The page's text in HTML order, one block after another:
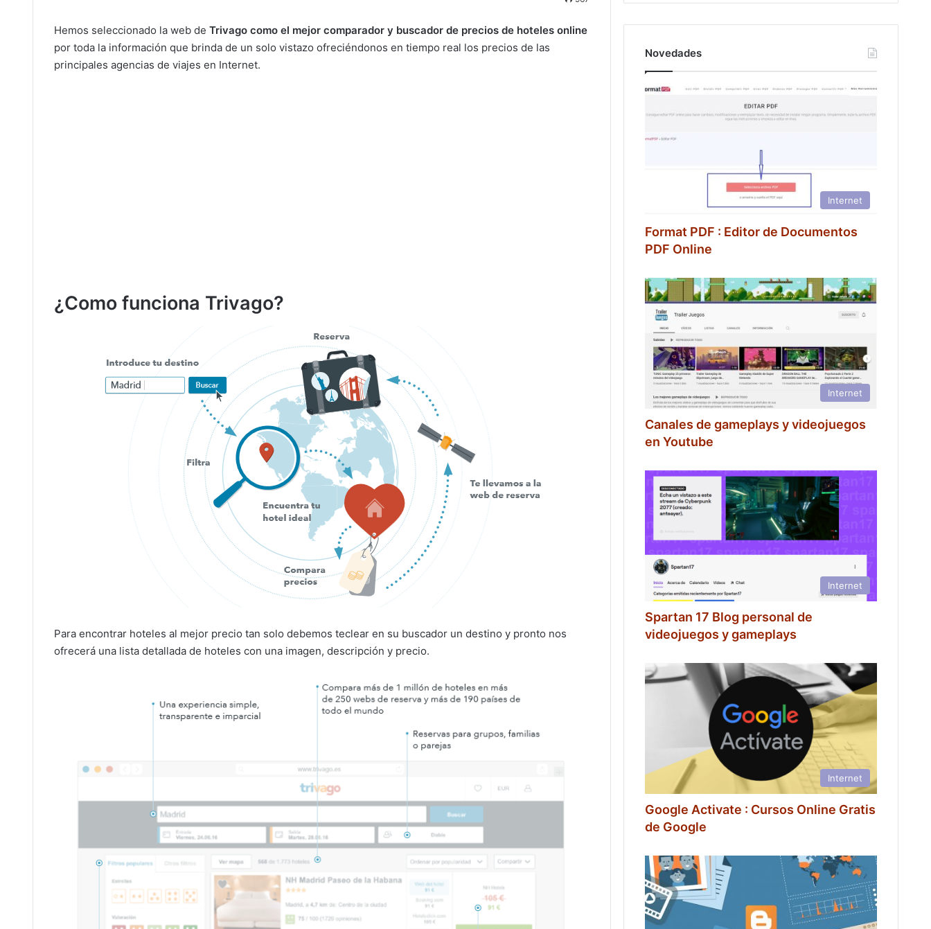
Hemos seleccionado la web de Trivago como el mejor comparador y buscador de precios de hoteles online
por toda la información que brinda de un solo vistazo ofreciéndonos en tiempo real los precios de las
principales agencias de viajes en Internet.
¿Como funciona Trivago?
Para encontrar hoteles al mejor precio tan solo debemos teclear en su buscador un destino y pronto nos
ofrecerá una lista detallada de hoteles con una imagen, descripción y precio.
Novedades
Internet
Format PDF : Editor de Documentos
PDF Online
Internet
Canales de gameplays y videojuegos
en Youtube
Internet
Spartan 17 Blog personal de
videojuegos y gameplays
Internet
Google Activate : Cursos Online Gratis
de Google